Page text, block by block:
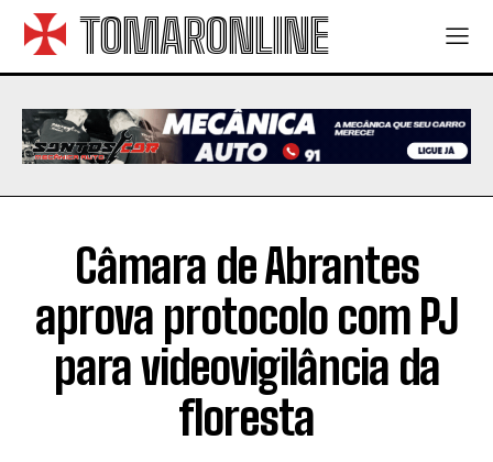
TOMARONLINE
Câmara de Abrantes
aprova protocolo com PJ
para videovigilância da
floresta